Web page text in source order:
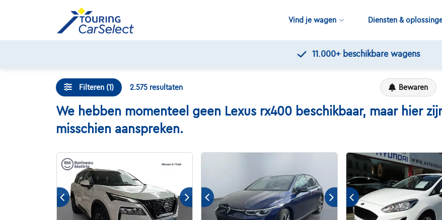
Vind je wagen Diensten &
11.000+beschikbare wagens
Filteren (1) 2.575 resultaten Bewaren
We hebben momenteel geen Lexus rx400 beschikbaar, maar hier
misschien aanspreken.